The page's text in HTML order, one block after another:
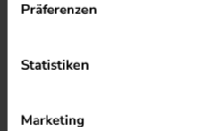
Präferenzen
Statistiken
Marketing